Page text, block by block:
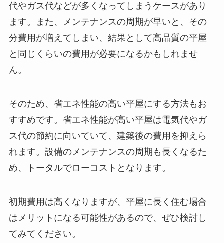
代やガス代などが多くなってしまうケースがあり
ます。また、メンテナンスの周期が早いと、その
分費用が増えてしまい、結果として高品質の平屋
と同じくらいの費用が必要になるかもしれませ
ん。
そのため、省エネ性能の高い平屋にする方法もお
すすめです。省エネ性能が高い平屋は電気代やガ
ス代の節約に向いていて、建築後の費用を抑えら
れます。設備のメンテナンスの周期も長くなるた
め、トータルでローコストとなります。
初期費用は高くなりますが、平屋に長く住む場合
はメリットになる可能性があるので、ぜひ検討し
てみてください。